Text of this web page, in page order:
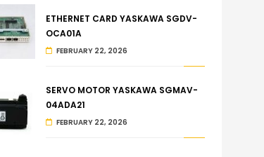
ETHERNET CARD YASKAWA SGDV-
OCA01A
FEBRUARY 22, 2026
SERVO MOTOR YASKAWA SGMAV-
04ADA21
FEBRUARY 22, 2026